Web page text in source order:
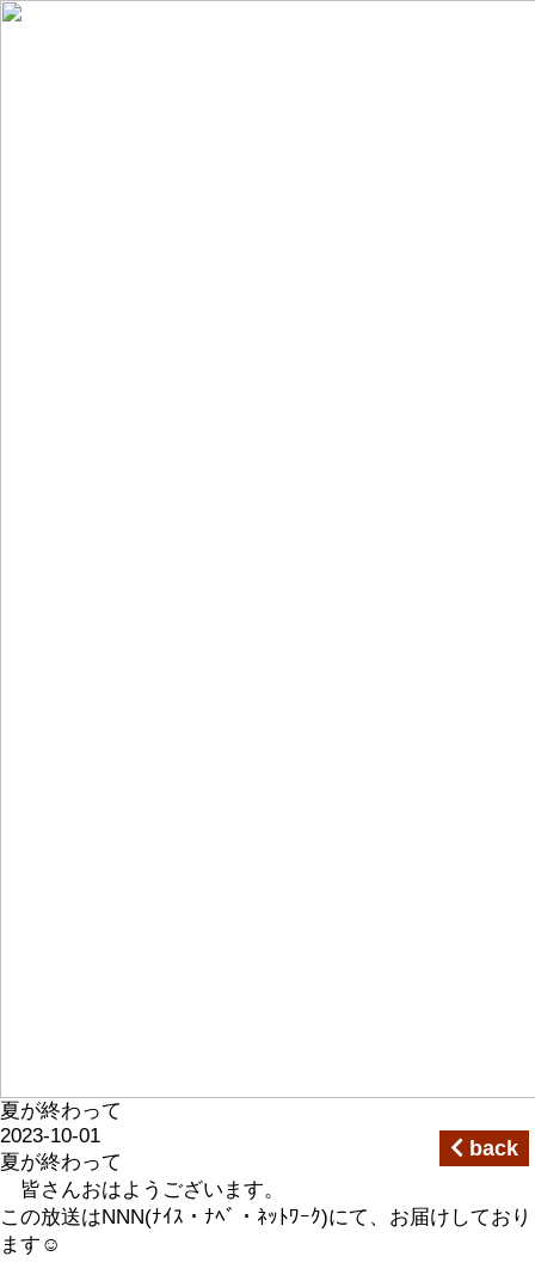
夏が終わって
2023-10-01
夏が終わって
back
皆さんおはようございます。
この放送はNNN(ﾅｲｽ・ﾅﾍﾞ・ﾈｯﾄﾜｰｸ)にて、お届けしており
ます☺